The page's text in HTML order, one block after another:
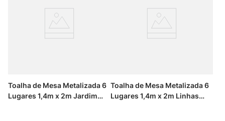
Toalha de Mesa Metalizada 6
Lugares 1,4m x 2m Jardim
Toalha de Mesa Metalizada 6
Lugares 1,4m x 2m Linhas